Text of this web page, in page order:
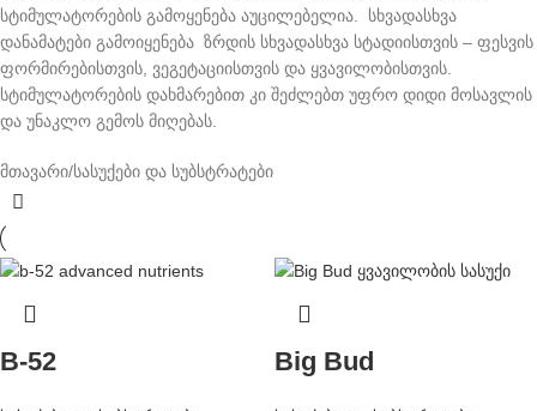
სტიმულატორების გამოყენება აუცილებელია. სხვადასხვა
დანამატები გამოიყენება ზრდის სხვადასხვა სტადიისთვის – ფესვის
ფორმირებისთვის, ვეგეტაციისთვის და ყვავილობისთვის.
სტიმულატორების დახმარებით კი შეძლებთ უფრო დიდი მოსავლის
და უნაკლო გემოს მიღებას.
მთავარი სასუქები და სუბსტრატები
B-52 Big Bud